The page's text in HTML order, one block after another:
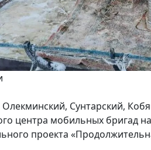
Сунтарский,
центра мобильных бригад
проекта